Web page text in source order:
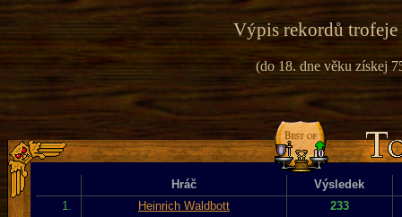
Výpis rekordů
(do 18. dne věku získej
Hráč
Výsledek
1.
Heinrich Waldbott
233